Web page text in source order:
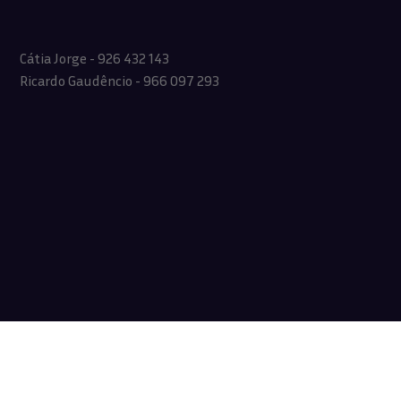
Cátia Jorge - 926 432 143
Ricardo Gaudêncio - 966 097 293